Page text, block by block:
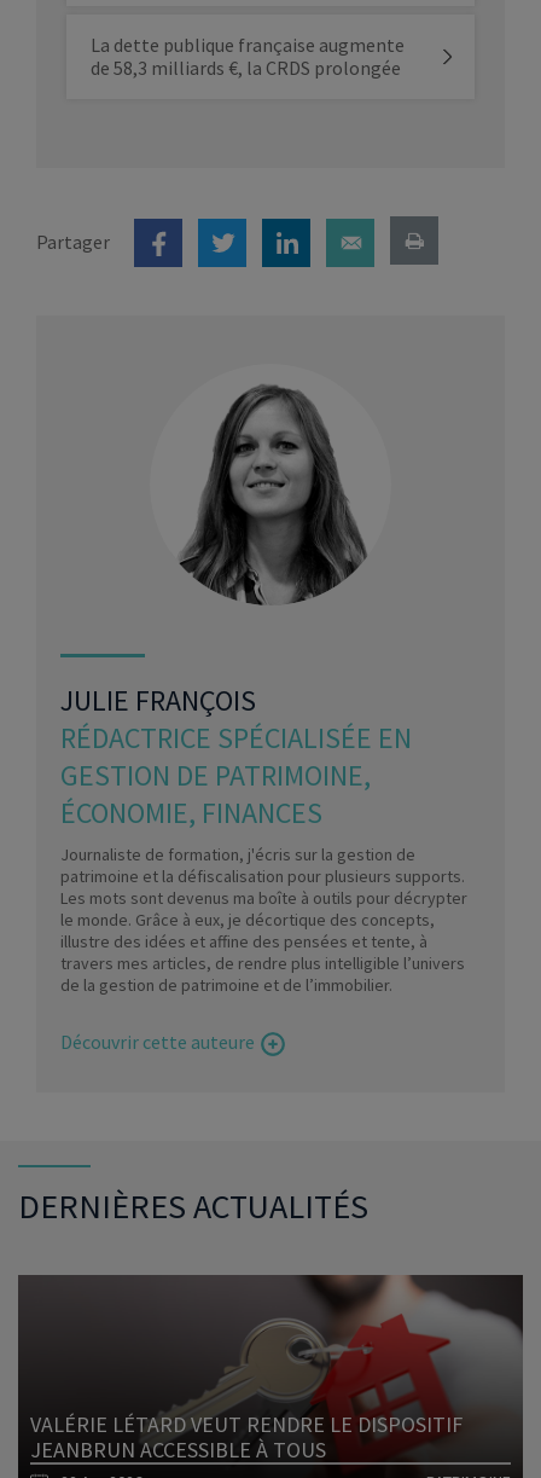
La dette publique française augmente
de 58,3 milliards €, la CRDS prolongée
Partager
JULIE FRANÇOIS
RÉDACTRICE SPÉCIALISÉE EN
GESTION DE PATRIMOINE,
ÉCONOMIE, FINANCES
Journaliste de formation, j'écris sur la gestion de
patrimoine et la défiscalisation pour plusieurs supports.
Les mots sont devenus ma boîte à outils pour décrypter
le monde. Grâce à eux, je décortique des concepts,
illustre des idées et affine des pensées et tente, à
travers mes articles, de rendre plus intelligible l’univers
de la gestion de patrimoine et de l’immobilier.
Découvrir cette auteure
DERNIÈRES ACTUALITÉS
VALÉRIE LÉTARD VEUT RENDRE LE DISPOSITIF
JEANBRUN ACCESSIBLE À TOUS